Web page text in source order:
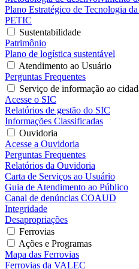
Plano Estratégico de Tecnologia
PETIC
Sustentabilidade
Patrimônio
Plano de logística sustentável
Atendimento ao Usuário
Perguntas Frequentes
Serviço de informação ao
Acesse o SIC
Relatórios de gestão do SIC
Informações Classificadas
Ouvidoria
Acesse a Ouvidoria
Perguntas Frequentes
Relatórios da Ouvidoria
Carta de Serviços ao Usuário
Guia de Atendimento ao Público
Canal de denúncias COAUD
Integridade
Desapropriações
Ferrovias
Ações e Programas
Mapa das Ferrovias
Ferrovias da VALEC